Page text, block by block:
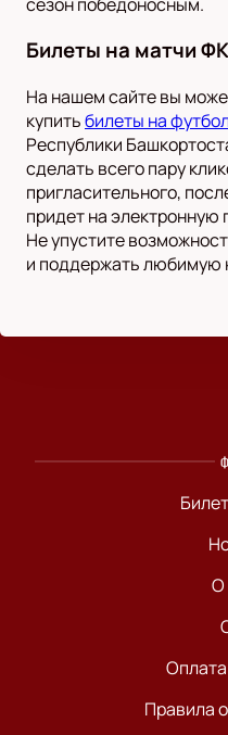
Билеты на матчи
На нашем сайте вы
купитьбилеты на
Республики
сделать всего пару
пригласительного,
придет на электронную
Не упустите
и поддержать любимую
О
Правила